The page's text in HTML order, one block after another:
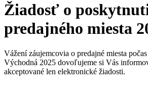
Žiadosť o
predajného miesta
Vážení záujemcovia o predajné miesta
Východná 2025 dovoľujeme si Vás
akceptované len elektronické žiadosti.